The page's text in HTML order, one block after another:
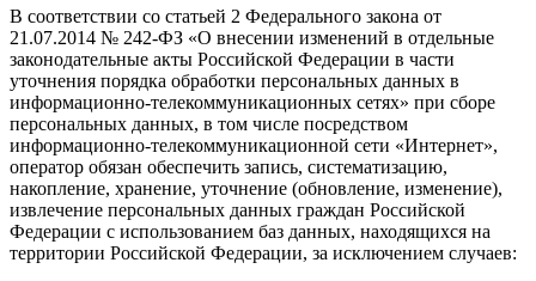
В соответствии со статьей 2 Федерального закона от
21.07.2014 № 242-ФЗ «О внесении изменений в отдельные
законодательные акты Российской Федерации в части
уточнения порядка обработки персональных данных в
информационно-телекоммуникационных сетях» при сборе
персональных данных, в том числе посредством
информационно-телекоммуникационной сети «Интернет»,
оператор обязан обеспечить запись, систематизацию,
накопление, хранение, уточнение (обновление, изменение),
извлечение персональных данных граждан Российской
Федерации с использованием баз данных, находящихся на
территории Российской Федерации, за исключением случаев: